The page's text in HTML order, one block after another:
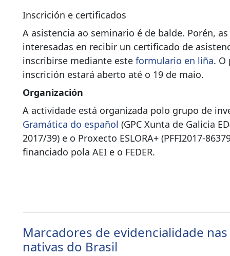
Inscrición e certificados
A asistencia ao seminario é de balde. Porén,
interesadas en recibir un certificado de
inscribirse mediante este formulario en liña. O
inscrición estará aberto até o 19 de maio.
Organización
A actividade está organizada polo grupo de
Gramática do español (GPC Xunta de Galicia
2017/39) e o Proxecto ESLORA+ (PFFI2017-
financiado pola AEI e o FEDER.
Marcadores de evidencialidade
nativas do Brasil